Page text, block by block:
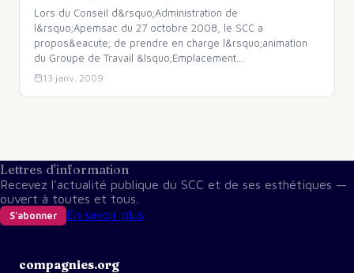
Lors du Conseil d&rsquo;Administration de
l&rsquo;Apemsac du 27 octobre 2008, le SCC a
propos&eacute; de prendre en charge l&rsquo;animation
du Groupe de Travail &lsquo;Emplacement…
13 janv. 2009
Lettres d'information
Recevez l'actualité publique du SCC et de ses esthétiques —
ouvert à toutes et tous.
S'abonner En savoir plus
compagnies.org